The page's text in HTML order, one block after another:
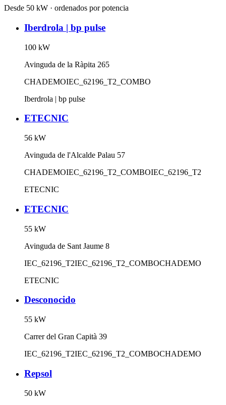
Desde 50 kW · ordenados por potencia
Iberdrola | bp pulse
100 kW
Avinguda de la Ràpita 265
CHADEMOIEC_62196_T2_COMBO
Iberdrola | bp pulse
ETECNIC
56 kW
Avinguda de l'Alcalde Palau 57
CHADEMOIEC_62196_T2_COMBOIEC_62196_T2
ETECNIC
ETECNIC
55 kW
Avinguda de Sant Jaume 8
IEC_62196_T2IEC_62196_T2_COMBOCHADEMO
ETECNIC
Desconocido
55 kW
Carrer del Gran Capità 39
IEC_62196_T2IEC_62196_T2_COMBOCHADEMO
Repsol
50 kW